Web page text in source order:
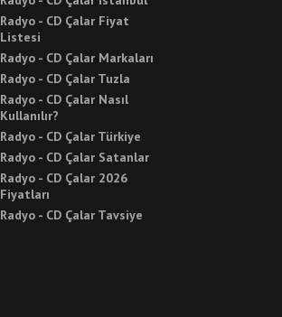
Radyo - CD Çalar Fiyat
Listesi
Radyo - CD Çalar Markaları
Radyo - CD Çalar Tuzla
Radyo - CD Çalar Nasıl
Kullanılır?
Radyo - CD Çalar Türkiye
Radyo - CD Çalar Satanlar
Radyo - CD Çalar 2026
Fiyatları
Radyo - CD Çalar Tavsiye